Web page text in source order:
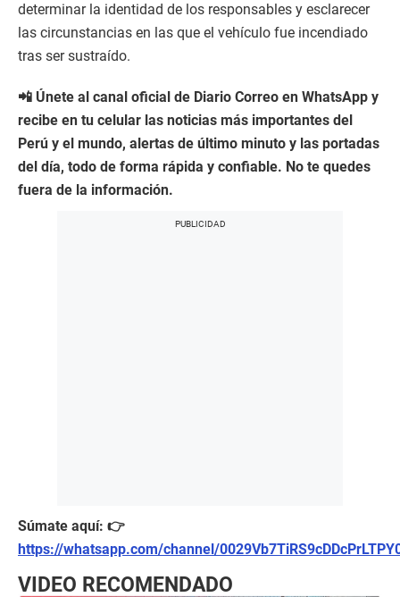
determinar la identidad de los responsables y esclarecer
las circunstancias en las que el vehículo fue incendiado
tras ser sustraído.
📲 Únete al canal oficial de Diario Correo en WhatsApp y
recibe en tu celular las noticias más importantes del
Perú y el mundo, alertas de último minuto y las portadas
del día, todo de forma rápida y confiable. No te quedes
fuera de la información.
Súmate aquí: 👉
https://whatsapp.com/channel/
VIDEO RECOMENDADO